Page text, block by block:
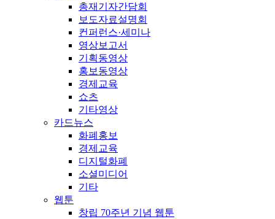
총재기자간담회
보도자료설명회
컨퍼런스·세미나
영상보고서
기획동영상
홍보동영상
경제교육
쇼츠
기타영상
카드뉴스
화폐홍보
경제교육
디지털화폐
소셜미디어
기타
웹툰
창립 70주년 기념 웹툰